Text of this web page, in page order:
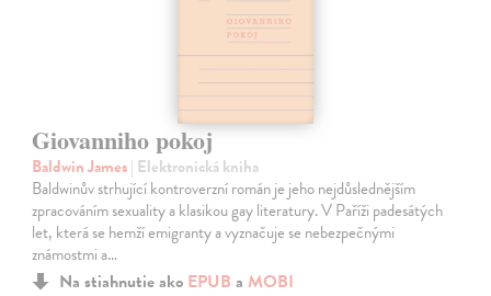
Giovanniho pokoj
Baldwin James| Elektronická kniha
Baldwinův strhující kontroverzní román je jeho nejdůslednějším
zpracováním sexuality a klasikou gay literatury. V Paříži padesátých
let, která se hemží emigranty a vyznačuje se nebezpečnými
známostmi a…
Na stiahnutie ako EPUB a MOBI